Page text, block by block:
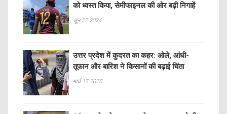
को ध्वस्त किया, सेमीफाइनल की ओर बढ़ी निगाहें
जून 22 2024
उत्तर प्रदेश में कुदरत का कहर: ओले, आंधी-
तूफान और बारिश ने किसानों की बढ़ाई चिंता
मार्च 17 2025